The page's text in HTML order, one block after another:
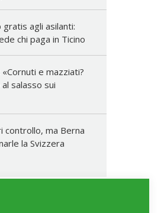
agli asilanti:
chi paga in Ticino
e mazziati?
salasso sui
controllo, ma Berna
la Svizzera